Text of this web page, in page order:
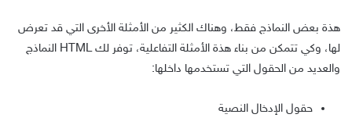
هذة بعض النماذج فقط، وهناك الكثير من الأمثلة الأخرى التي قد تعرض
لها، وكي تتمكن من بناء هذة الأمثلة التفاعلية، توفر لك HTML النماذج
والعديد من الحقول التي تستخدمها داخلها:
حقول الإدخال النصية